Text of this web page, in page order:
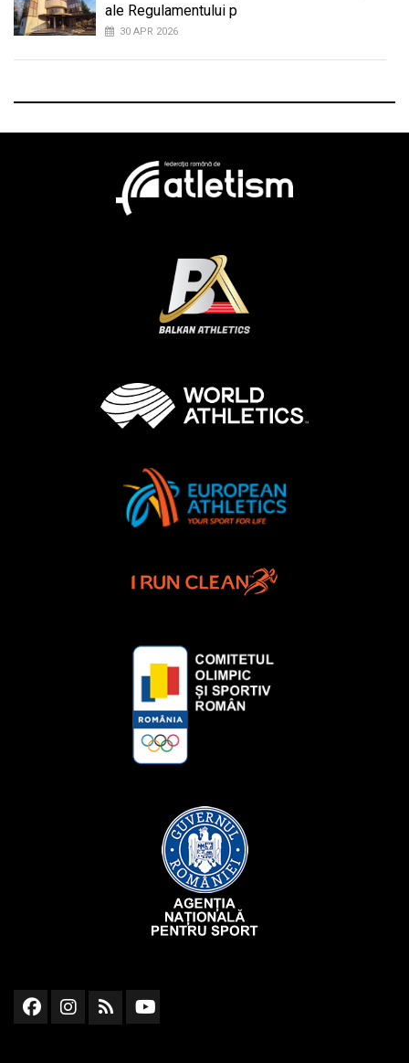
ale Regulamentului p
30 APR 2026